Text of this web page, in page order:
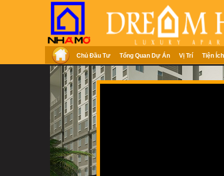
Chủ Đầu Tư Tổng Quan Dự Án Vị Trí Tiện Ích